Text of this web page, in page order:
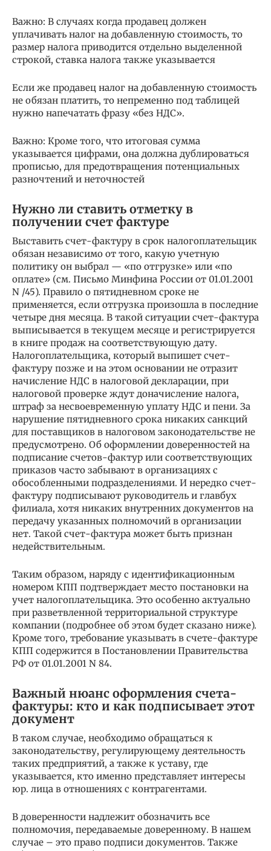
Важно: В случаях когда продавец должен
уплачивать налог на добавленную стоимость, то
размер налога приводится отдельно выделенной
строкой, ставка налога также указывается
Если же продавец налог на добавленную стоимость
не обязан платить, то непременно под таблицей
нужно напечатать фразу «без НДС».
Важно: Кроме того, что итоговая сумма
указывается цифрами, она должна дублироваться
прописью, для предотвращения потенциальных
разночтений и неточностей
Нужно ли ставить отметку в
получении счет фактуре
Выставить счет-фактуру в срок налогоплательщик
обязан независимо от того, какую учетную
политику он выбрал — «по отгрузке» или «по
оплате» (см. Письмо Минфина России от 01.01.2001
N /45). Правило о пятидневном сроке не
применяется, если отгрузка произошла в последние
четыре дня месяца. В такой ситуации счет-фактура
выписывается в текущем месяце и регистрируется
в книге продаж на соответствующую дату.
Налогоплательщика, который выпишет счет-
фактуру позже и на этом основании не отразит
начисление НДС в налоговой декларации, при
налоговой проверке ждут доначисление налога,
штраф за несвоевременную уплату НДС и пени. За
нарушение пятидневного срока никаких санкций
для поставщиков в налоговом законодательстве не
предусмотрено. Об оформлении доверенностей на
подписание счетов-фактур или соответствующих
приказов часто забывают в организациях с
обособленными подразделениями. И нередко счет-
фактуру подписывают руководитель и главбух
филиала, хотя никаких внутренних документов на
передачу указанных полномочий в организации
нет. Такой счет-фактура может быть признан
недействительным.
Таким образом, наряду с идентификационным
номером КПП подтверждает место постановки на
учет налогоплательщика. Это особенно актуально
при разветвленной территориальной структуре
компании (подробнее об этом будет сказано ниже).
Кроме того, требование указывать в счете-фактуре
КПП содержится в Постановлении Правительства
РФ от 01.01.2001 N 84.
Важный нюанс оформления счета-
фактуры: кто и как подписывает этот
документ
В таком случае, необходимо обращаться к
законодательству, регулирующему деятельность
таких предприятий, а также к уставу, где
указывается, кто именно представляет интересы
юр. лица в отношениях с контрагентами.
В доверенности надлежит обозначить все
полномочия, передаваемые доверенному. В нашем
случае – это право подписи документов. Также